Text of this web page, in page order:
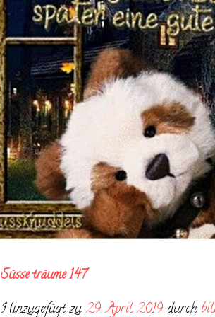
Süsse träume 147
Hinzugefügt zu29. April 2019 durch